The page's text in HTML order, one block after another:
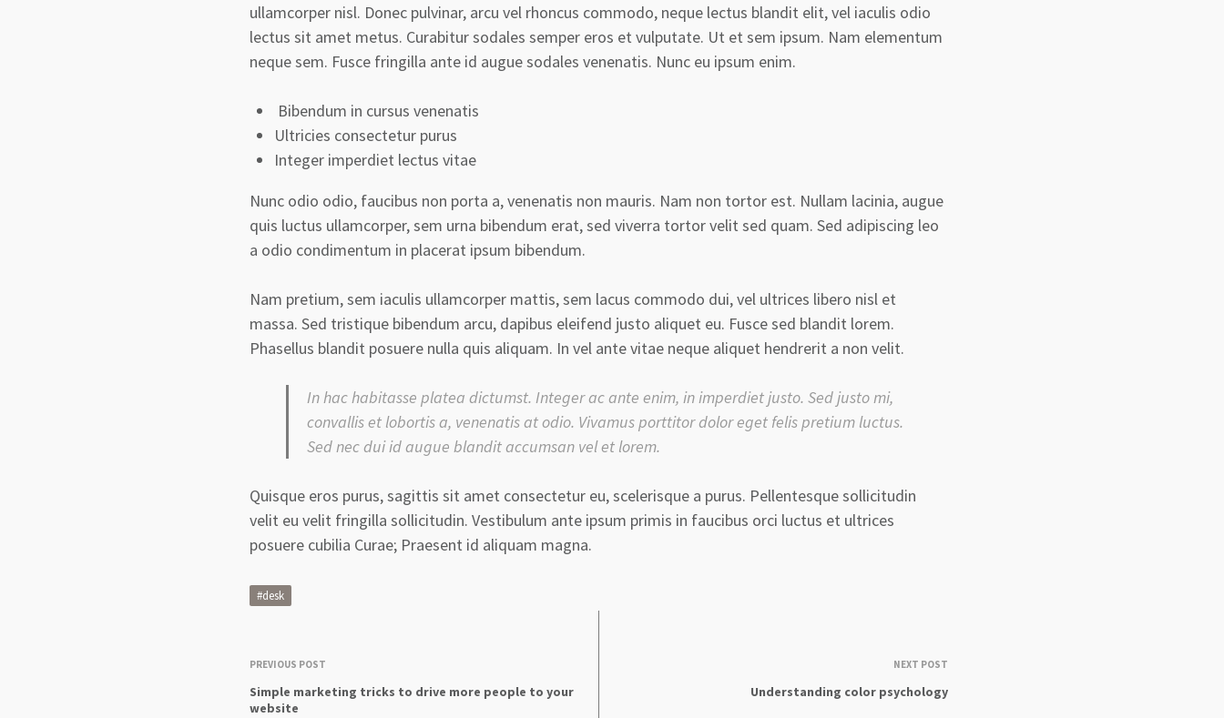
ullamcorper nisl. Donec pulvinar, arcu vel rhoncus commodo, neque lectus blandit elit, vel iaculis odio
lectus sit amet metus. Curabitur sodales semper eros et vulputate. Ut et sem ipsum. Nam elementum
neque sem. Fusce fringilla ante id augue sodales venenatis. Nunc eu ipsum enim.
Bibendum in cursus venenatis
Ultricies consectetur purus
Integer imperdiet lectus vitae
Nunc odio odio, faucibus non porta a, venenatis non mauris. Nam non tortor est. Nullam lacinia, augue
quis luctus ullamcorper, sem urna bibendum erat, sed viverra tortor velit sed quam. Sed adipiscing leo
a odio condimentum in placerat ipsum bibendum.
Nam pretium, sem iaculis ullamcorper mattis, sem lacus commodo dui, vel ultrices libero nisl et
massa. Sed tristique bibendum arcu, dapibus eleifend justo aliquet eu. Fusce sed blandit lorem.
Phasellus blandit posuere nulla quis aliquam. In vel ante vitae neque aliquet hendrerit a non velit.
In hac habitasse platea dictumst. Integer ac ante enim, in imperdiet justo. Sed justo mi,
convallis et lobortis a, venenatis at odio. Vivamus porttitor dolor eget felis pretium luctus.
Sed nec dui id augue blandit accumsan vel et lorem.
Quisque eros purus, sagittis sit amet consectetur eu, scelerisque a purus. Pellentesque sollicitudin
velit eu velit fringilla sollicitudin. Vestibulum ante ipsum primis in faucibus orci luctus et ultrices
posuere cubilia Curae; Praesent id aliquam magna.
#desk
PREVIOUS POST
Simple marketing tricks to drive more people to your
website
NEXT POST
Understanding color psychology